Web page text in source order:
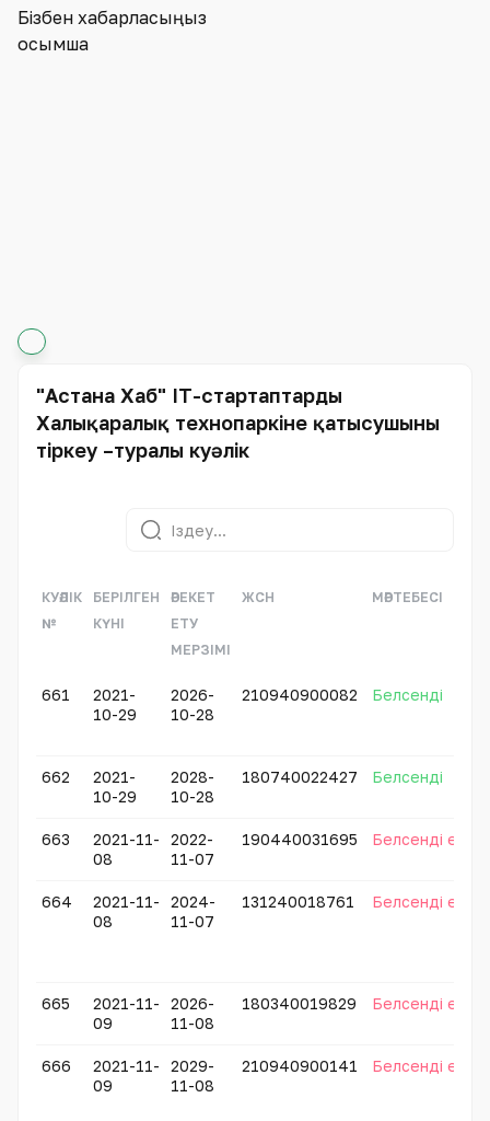
Бізбен хабарласыңыз
Қосымша
"Астана Хаб" IT-стартаптардың
Халықаралық технопаркіне қатысушыны
тіркеу –туралы куәлік
КУӘЛІК
№
БЕРІЛГЕН
КҮНІ
ӘРЕКЕТ
ЕТУ
МЕРЗІМІ
ЖСН МӘРТЕБЕСІ
661
2021-
10-29
2026-
10-28
210940900082 Белсенді
662
2021-
10-29
2028-
10-28
180740022427 Белсенді
663
2021-11-
08
2022-
11-07
190440031695 Белсенді емес
664
2021-11-
08
2024-
11-07
131240018761 Белсенді емес
665
2021-11-
09
2026-
11-08
180340019829 Белсенді емес
666
2021-11-
09
2029-
11-08
210940900141 Белсенді емес